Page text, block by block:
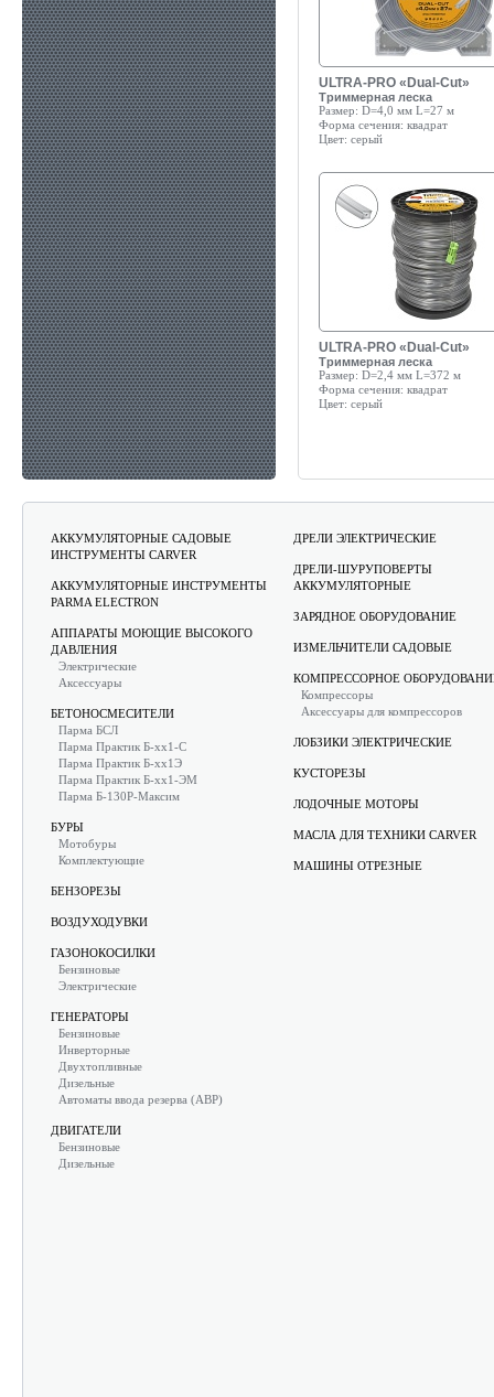
ULTRA-PRO «Dual-Cut»
Триммерная леска
Размер: D=4,0 мм L=27 м
Форма сечения: квадрат
Цвет: серый
ULTRA-PRO «Dual-Cut»
Триммерная леска
Размер: D=2,4 мм L=372 м
Форма сечения: квадрат
Цвет: серый
АККУМУЛЯТОРНЫЕ САДОВЫЕ
ИНСТРУМЕНТЫ CARVER
АККУМУЛЯТОРНЫЕ ИНСТРУМЕНТЫ
PARMA ELECTRON
АППАРАТЫ МОЮЩИЕ ВЫСОКОГО
ДАВЛЕНИЯ
Электрические
Аксессуары
БЕТОНОСМЕСИТЕЛИ
Парма БСЛ
Парма Практик Б-хх1-С
Парма Практик Б-хх1Э
Парма Практик Б-хх1-ЭМ
Парма Б-130Р-Максим
БУРЫ
Мотобуры
Комплектующие
БЕНЗОРЕЗЫ
ВОЗДУХОДУВКИ
ГАЗОНОКОСИЛКИ
Бензиновые
Электрические
ГЕНЕРАТОРЫ
Бензиновые
Инверторные
Двухтопливные
Дизельные
Автоматы ввода резерва (АВР)
ДВИГАТЕЛИ
Бензиновые
Дизельные
ДРЕЛИ ЭЛЕКТРИЧЕСКИЕ
ДРЕЛИ-ШУРУПОВЕРТЫ
АККУМУЛЯТОРНЫЕ
ЗАРЯДНОЕ ОБОРУДОВАНИЕ
ИЗМЕЛЬЧИТЕЛИ САДОВЫЕ
КОМПРЕССОРНОЕ
Компрессоры
Аксессуары для компрессоров
ЛОБЗИКИ ЭЛЕКТРИЧЕСКИЕ
КУСТОРЕЗЫ
ЛОДОЧНЫЕ МОТОРЫ
МАСЛА ДЛЯ ТЕХНИКИ CARVER
МАШИНЫ ОТРЕЗНЫЕ